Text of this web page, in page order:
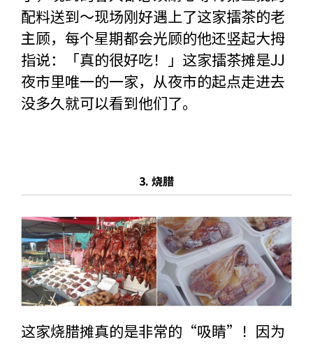
配料送到～现场刚好遇上了这家擂茶的老
主顾，每个星期都会光顾的他还竖起大拇
指说：「真的很好吃！」这家擂茶摊是JJ
夜市里唯一的一家，从夜市的起点走进去
没多久就可以看到他们了。
3. 烧腊
这家烧腊摊真的是非常的“吸睛”！因为